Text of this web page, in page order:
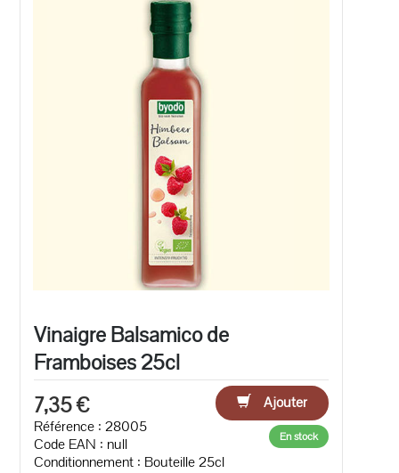
Vinaigre Balsamico de
Framboises 25cl
7,35 €
Ajouter
Référence : 28005
Code EAN : null
Conditionnement : Bouteille 25cl
En stock